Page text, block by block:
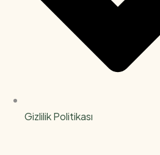
Gizlilik Politikası